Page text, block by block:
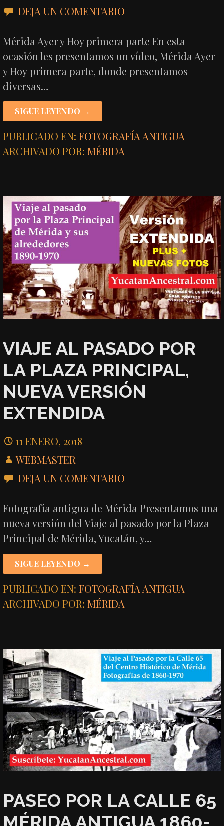
DEJA UN COMENTARIO
Mérida Ayer y Hoy primera parte En esta
ocasión les presentamos un vídeo, Mérida Ayer
y Hoy primera parte, donde presentamos
diversas…
SIGUE LEYENDO →
PUBLICADO EN:FOTOGRAFÍA ANTIGUA
ARCHIVADO POR:MÉRIDA
VIAJE AL PASADO POR
LA PLAZA PRINCIPAL,
NUEVA VERSIÓN
EXTENDIDA
11 ENERO, 2018
WEBMASTER
DEJA UN COMENTARIO
Fotografía antigua de Mérida Presentamos una
nueva versión del Viaje al pasado por la Plaza
Principal de Mérida, Yucatán, y…
SIGUE LEYENDO →
PUBLICADO EN:FOTOGRAFÍA ANTIGUA
ARCHIVADO POR:MÉRIDA
PASEO POR LA CALLE 65